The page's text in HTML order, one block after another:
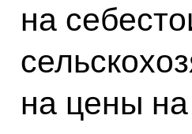
на
на цены